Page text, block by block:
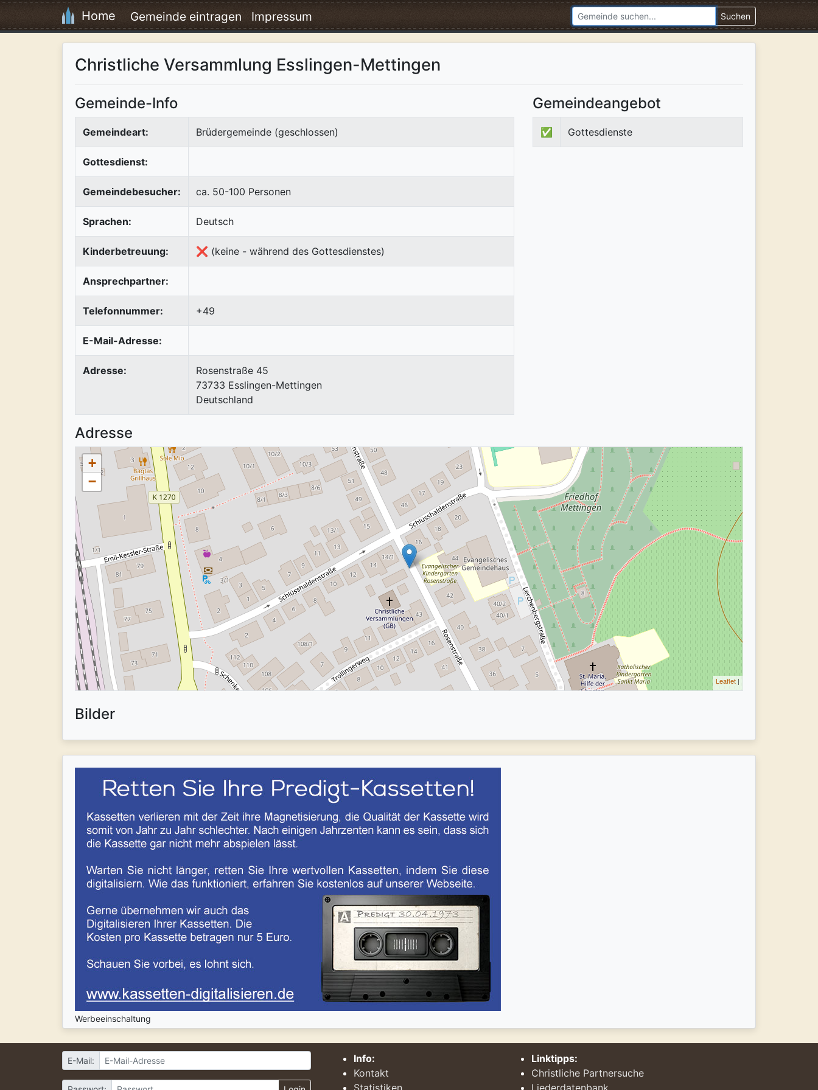
Home Gemeinde eintragen Impressum Suchen
Christliche Versammlung Esslingen-Mettingen
Gemeinde-Info
Gemeindeart: Brüdergemeinde (geschlossen)
Gottesdienst:
Gemeindebesucher: ca. 50-100 Personen
Sprachen: Deutsch
Kinderbetreuung: ❌ (keine - während des Gottesdienstes)
Ansprechpartner:
Telefonnummer: +49
E-Mail-Adresse:
Adresse:
Rosenstraße 45
73733 Esslingen-Mettingen
Deutschland
Gemeindeangebot
✅ Gottesdienste
Adresse
+
−
Leaflet |
Bilder
Werbeeinschaltung
E-Mail:
Info:
Kontakt
Statistiken
Linktipps:
Christliche Partnersuche
Liederdatenbank